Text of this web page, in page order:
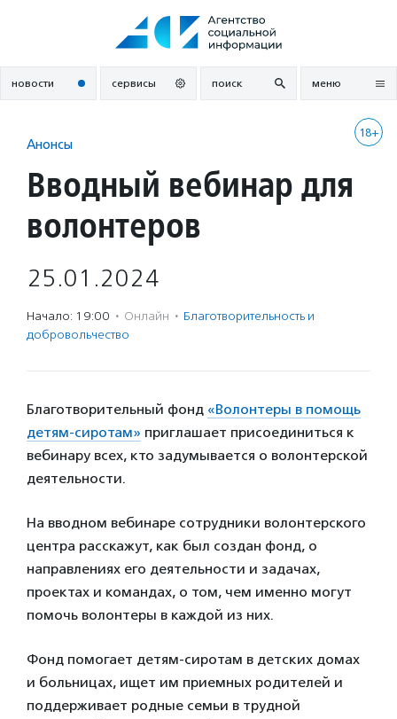
новости сервисы поиск меню
18+
Анонсы
Вводный вебинар для
волонтеров
25.01.2024
Начало: 19:00 · Онлайн · Благотвори­тель­ность и
доброволь­чест­во
Благотворительный фонд «Волонтеры в помощь
детям-сиротам» приглашает присоединиться к
вебинару всех, кто задумывается о волонтерской
деятельности.
На вводном вебинаре сотрудники волонтерского
центра расскажут, как был создан фонд, о
направлениях его деятельности и задачах,
проектах и командах, о том, чем именно могут
помочь волонтеры в каждой из них.
Фонд помогает детям-сиротам в детских домах
и больницах, ищет им приемных родителей и
поддерживает родные семьи в трудной